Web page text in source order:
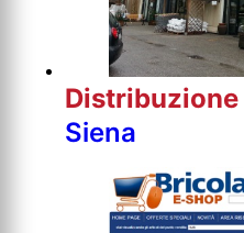
Distribuzione
Siena